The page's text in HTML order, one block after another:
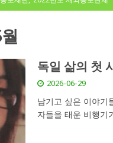
크한인회
및 제30대 한인회장선거 공고
나 확산세에 따른 독일 연방·주정부
판 / 행사 / 알림
동포와 함께하는 재독일한인체육
유럽연구소 30돌…“한-EU 협력 ‘가
독일 삶의 첫
2026-06-29
남기고 싶은 이야기
자들을 태운 비행기